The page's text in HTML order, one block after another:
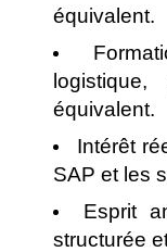
équivalent.
équivalent.
Intérêt
SAP et les
Esprit
structurée